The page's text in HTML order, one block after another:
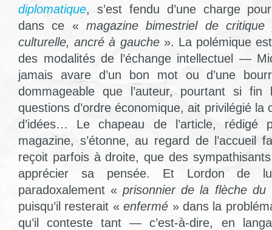
diplomatique, s’est fendu d’une charge
dans ce « magazine bimestriel de
culturelle, ancré à gauche ». La polémique
des modalités de l’échange intellectuel —
jamais avare d’un bon mot ou d’une
dommageable que l’auteur, pourtant si fin
questions d’ordre économique, ait privilégié la
d’idées… Le chapeau de l’article, rédigé
magazine, s’étonne, au regard de l’accueil
reçoit parfois à droite, que des
apprécier sa pensée. Et Lordon de
paradoxalement «prisonnier de la flèche
puisqu’il resterait «enfermé » dans la
qu’il conteste tant — c’est-à-dire, en